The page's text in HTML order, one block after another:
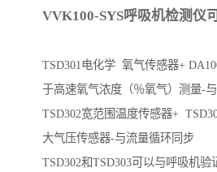
VVK100-SYS呼吸机检测仪
TSD301电化学 氧气传感器+
于高速氧气浓度（％氧气）测量-
TSD302宽范围温度传感器+
大气压传感器-与流量循环同步
TSD302和TSD303可以与呼吸机